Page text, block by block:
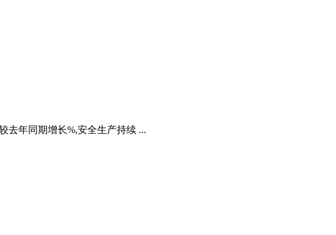
去年同期增长%,安全生产持续 ...